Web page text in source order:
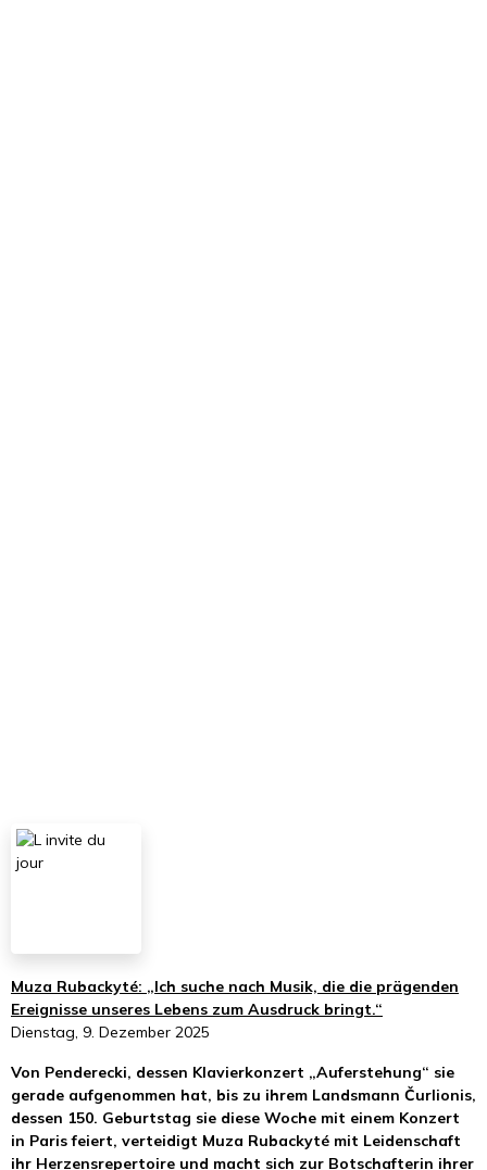
Muza Rubackyté: „Ich suche nach Musik, die die prägenden
Ereignisse unseres Lebens zum Ausdruck bringt.“
Dienstag, 9. Dezember 2025
Von Penderecki, dessen Klavierkonzert „Auferstehung“ sie
gerade aufgenommen hat, bis zu ihrem Landsmann Čurlionis,
dessen 150. Geburtstag sie diese Woche mit einem Konzert
in Paris feiert, verteidigt Muza Rubackyté mit Leidenschaft
ihr Herzensrepertoire und macht sich zur Botschafterin ihrer